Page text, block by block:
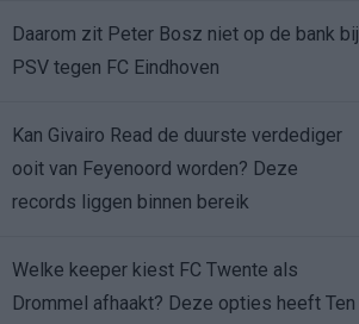
Daarom zit Peter Bosz niet op de bank bij
PSV tegen FC Eindhoven
Kan Givairo Read de duurste verdediger
ooit van Feyenoord worden? Deze
records liggen binnen bereik
Welke keeper kiest FC Twente als
Drommel afhaakt? Deze opties heeft Ten